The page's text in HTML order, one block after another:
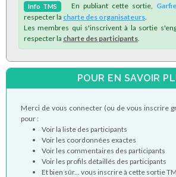
Info TMS En publiant cette sortie,
respecter la charte des organisateurs
Les membres qui s'inscrivent à la sortie
respecter la charte des participants
POUR EN SAVOIR
Merci de vous connecter (ou de vous inscrire
pour :
Voir la liste des participants
Voir les coordonnées exactes
Voir les commentaires des participants
Voir les profils détaillés des participants
Et bien sûr... vous inscrire à cette sortie